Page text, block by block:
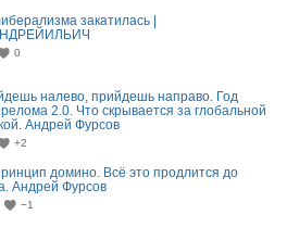
закатилась |
0
налево, прийдешь направо. Год
2.0. Что скрывается за глобальной
Андрей Фурсов
+2
домино. Всё это продлится до
Андрей Фурсов
−1